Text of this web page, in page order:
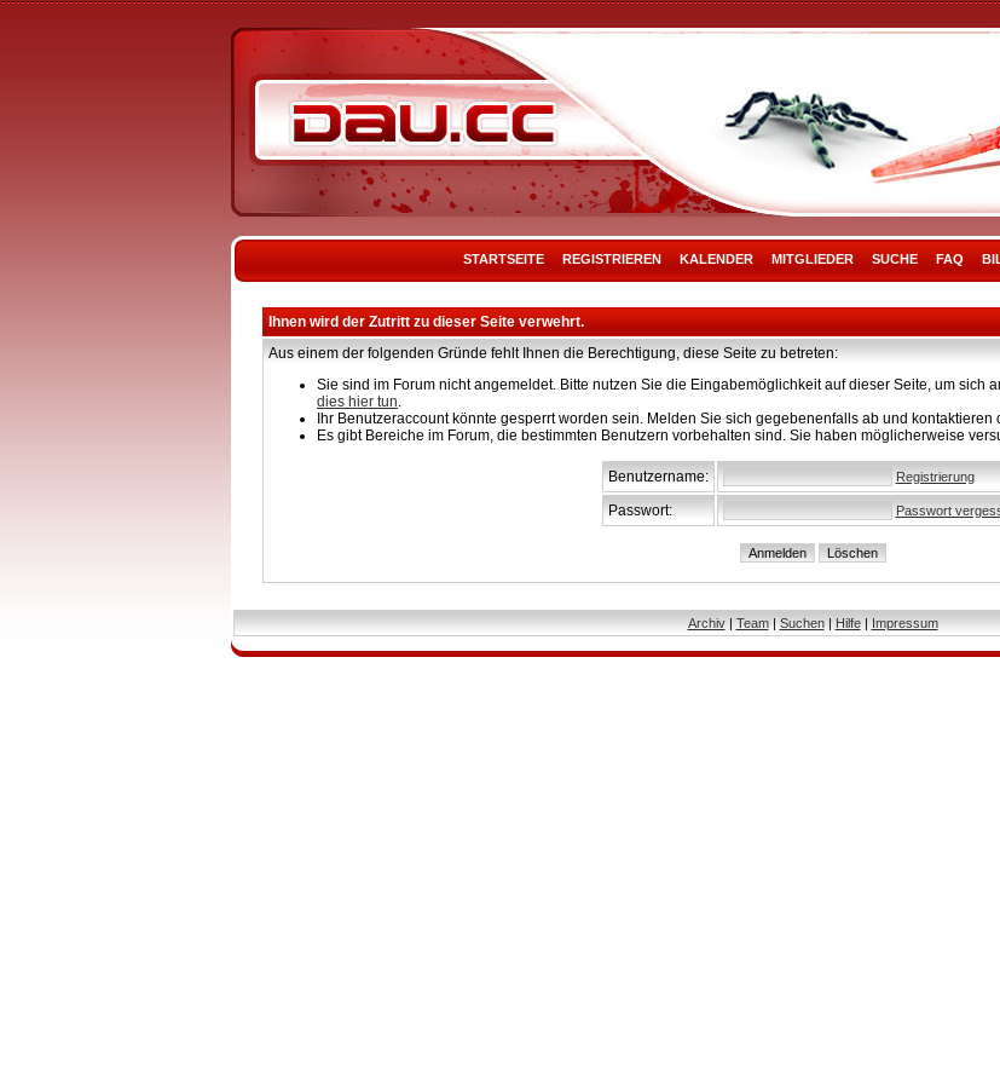
STARTSEITE REGISTRIEREN KALENDER MITGLIEDER SUCHE FAQ
Ihnen wird der Zutritt zu dieser Seite verwehrt.
Aus einem der folgenden Gründe fehlt Ihnen die Berechtigung, diese Seite zu betreten:
Sie sind im Forum nicht angemeldet. Bitte nutzen Sie die Eingabemöglichkeit auf dieser Seite, um sich
dies hier tun.
Ihr Benutzeraccount könnte gesperrt worden sein. Melden Sie sich gegebenenfalls ab und kontaktieren
Es gibt Bereiche im Forum, die bestimmten Benutzern vorbehalten sind. Sie haben möglicherweise
Benutzername: Registrierung
Passwort: Passwort
Archiv| Team| Suchen| Hilfe| Impressum